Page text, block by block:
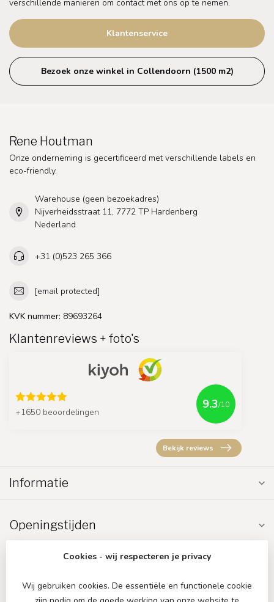
verschillende manieren om contact met ons op te nemen.
Klantenservice
Bezoek onze winkel in Collendoorn (1500 m2)
Rene Houtman
Onze onderneming is gecertificeerd met verschillende labels en
eco-friendly.
Warehouse (geen bezoekadres)
Nijverheidsstraat 11, 7772 TP Hardenberg
Nederland
+31 (0)523 265 366
[email protected]
KVK nummer: 89693264
Klantenreviews + foto's
+1650 beoordelingen
9.3/10
Bekijk reviews
Informatie
Openingstijden
Cookies - wij respecteren je privacy
Wij gebruiken cookies. De essentiële en functionele cookie